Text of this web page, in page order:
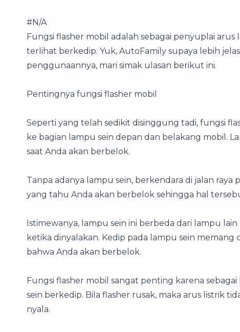
#N/A
Fungsi flasher mobil adalah sebagai penyuplai
terlihat berkedip. Yuk, AutoFamily supaya lebih
penggunaannya, mari simak ulasan berikut ini.
Pentingnya fungsi flasher mobil
Seperti yang telah sedikit disinggung tadi, fungsi
ke bagian lampu sein depan dan belakang mobil.
saat Anda akan berbelok.
Tanpa adanya lampu sein, berkendara di jalan raya
yang tahu Anda akan berbelok sehingga hal
Istimewanya, lampu sein ini berbeda dari lampu
ketika dinyalakan. Kedip pada lampu sein memang
bahwa Anda akan berbelok.
Fungsi flasher mobil sangat penting karena
sein berkedip. Bila flasher rusak, maka arus listrik
nyala.